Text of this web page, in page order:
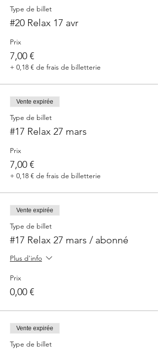
Type de billet
#20 Relax 17 avr
Prix
7,00 €
+ 0,18 € de frais de billetterie
Vente expirée
Type de billet
#17 Relax 27 mars
Prix
7,00 €
+ 0,18 € de frais de billetterie
Vente expirée
Type de billet
#17 Relax 27 mars / abonné
Plus d'info
Prix
0,00 €
Vente expirée
Type de billet